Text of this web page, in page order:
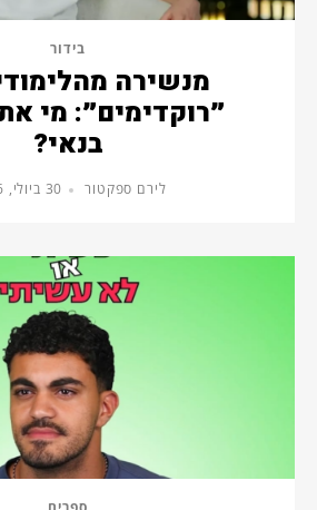
בידור
מנשירה
״רוקדימים״: מי
בנאי?
לירם ספקטור 30 ביולי, 2026